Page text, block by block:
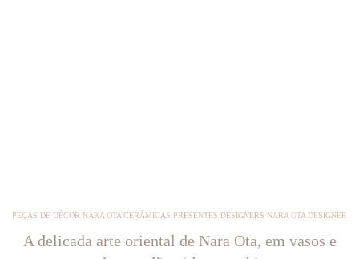
PEÇAS DE DÉCOR NARA OTA CERÂMICAS PRESENTES DESIGNERS NARA OTA DESIGNER
A delicada arte oriental de Nara Ota, em vasos e